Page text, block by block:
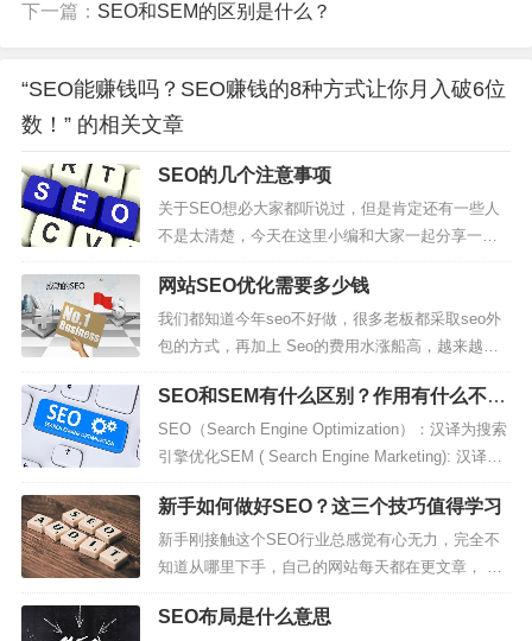
下一篇： SEO和SEM的区别是什么？
“SEO能赚钱吗？SEO赚钱的8种方式让你月入破6位
数！” 的相关文章
SEO的几个注意事项
关于SEO想必大家都听说过，但是肯定还有一些人
不是太清楚，今天在这里小编和大家一起分享一
下。误区提到SEO，有些人会想起网站营销，误认
为SEO做得好就等于是网站营销做得好，其实不
是，一个网站SEO做的再好，但是他的内容不更
新，网站的用户评价不高，那必然是徒劳的。对于
一些行业外的人，一听到SEO觉得很...
网站SEO优化需要多少钱
我们都知道今年seo不好做，很多老板都采取seo外
包的方式，再加上 Seo的费用水涨船高，越来越多
的老板意识到光靠网站来获取流量是不现实的，今
天我们就来给大家科普一下，2022年seo优化费用到
底体现在哪些方面？网站SEO优化费用做过seo的人
都知道网站seo优化需要一定的预算才可以把网站做
起来，比...
SEO和SEM有什么区别？作用有什么不一
样？
SEO（Search Engine Optimization）：汉译为搜索
引擎优化SEM ( Search Engine Marketing): 汉译为
搜索引擎营销他们看起来很像,只有两字之差,甚至连
作用都极为相似,都是利用广告提高排名和曝光度,所
以说他们有什么不一样?其实说来也很简单，SEM和
SE...
新手如何做好SEO？这三个技巧值得学习
新手刚接触这个SEO行业总感觉有心无力，完全不
知道从哪里下手，自己的网站每天都在更文章， 也
有定期对网站进行维护，但是一段时间过来，网站
的排名还是没有上去。今天我们就来聊一聊新手如
SEO布局是什么意思